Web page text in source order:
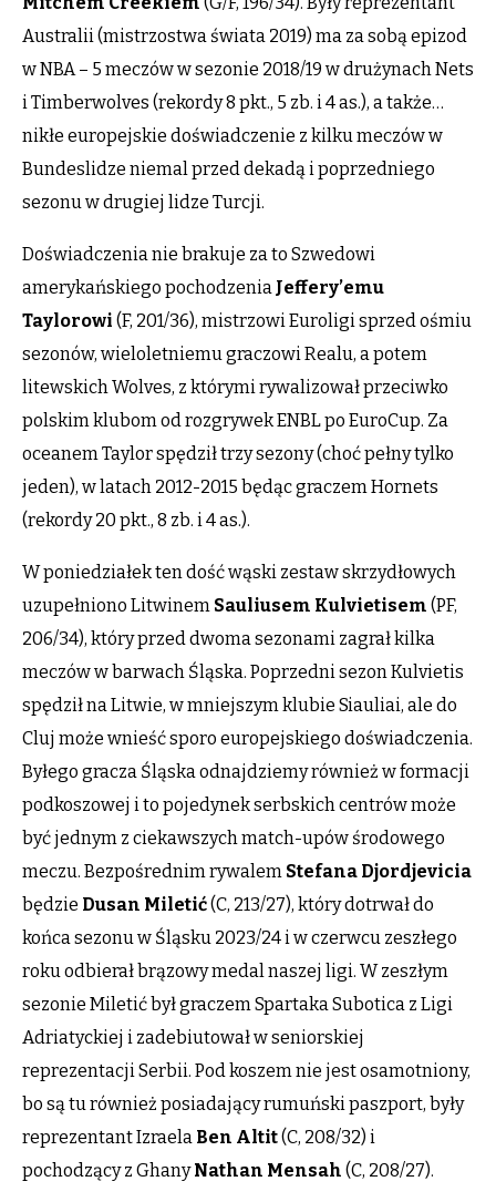
Australii (mistrzostwa świata 2019) ma za sobą epizod
w NBA – 5 meczów w sezonie 2018/19 w drużynach Nets
i Timberwolves (rekordy 8 pkt., 5 zb. i 4 as.), a także…
nikłe europejskie doświadczenie z kilku meczów w
Bundeslidze niemal przed dekadą i poprzedniego
sezonu w drugiej lidze Turcji.
Doświadczenia nie brakuje za to Szwedowi
amerykańskiego pochodzenia Jeffery’emu
Taylorowi (F, 201/36), mistrzowi Euroligi sprzed ośmiu
sezonów, wieloletniemu graczowi Realu, a potem
litewskich Wolves, z którymi rywalizował przeciwko
polskim klubom od rozgrywek ENBL po EuroCup. Za
oceanem Taylor spędził trzy sezony (choć pełny tylko
jeden), w latach 2012-2015 będąc graczem Hornets
(rekordy 20 pkt., 8 zb. i 4 as.).
W poniedziałek ten dość wąski zestaw skrzydłowych
uzupełniono Litwinem Sauliusem Kulvietisem (PF,
206/34), który przed dwoma sezonami zagrał kilka
meczów w barwach Śląska. Poprzedni sezon Kulvietis
spędził na Litwie, w mniejszym klubie Siauliai, ale do
Cluj może wnieść sporo europejskiego doświadczenia.
Byłego gracza Śląska odnajdziemy również w formacji
podkoszowej i to pojedynek serbskich centrów może
być jednym z ciekawszych match-upów środowego
meczu. Bezpośrednim rywalem Stefana Djordjevicia
będzie Dusan Miletić(C, 213/27), który dotrwał do
końca sezonu w Śląsku 2023/24 i w czerwcu zeszłego
roku odbierał brązowy medal naszej ligi. W zeszłym
sezonie Miletić był graczem Spartaka Subotica z Ligi
Adriatyckiej i zadebiutował w seniorskiej
reprezentacji Serbii. Pod koszem nie jest osamotniony,
bo są tu również posiadający rumuński paszport, były
reprezentant Izraela Ben Altit(C, 208/32) i
pochodzący z GhanyNathan Mensah (C, 208/27).